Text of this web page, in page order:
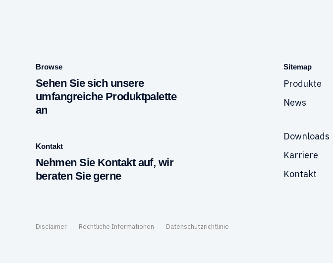
Browse
Sehen Sie sich unsere
umfangreiche Produktpalette
an
Kontakt
Nehmen Sie Kontakt auf, wir
beraten Sie gerne
Sitemap
Produkte
News
Downloads
Karriere
Kontakt
Disclaimer Rechtliche Informationen Datenschutzrichtlinie